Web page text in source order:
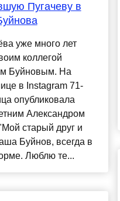
Пугачеву в
уже много лет
коллегой
Буйновым. На
в Instagram 71-
опубликовала
Александром
старый друг и
Буйнов, всегда в
Люблю те...